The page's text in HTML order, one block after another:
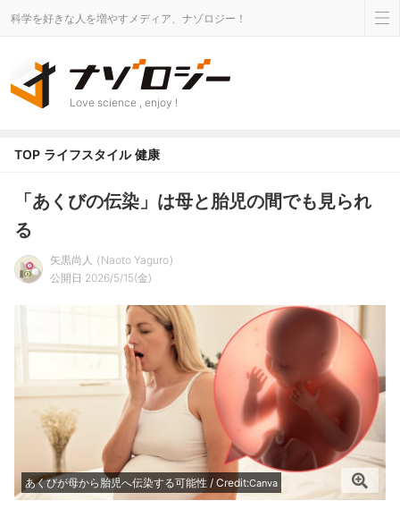
科学を好きな人を増やすメディア、ナゾロジー！
Love science , enjoy !
TOP ライフスタイル 健康
「あくびの伝染」は母と胎児の間でも見られ
る
矢黒尚人
Naoto Yaguro
公開日 2026/5/15(金)
あくびが母から胎児へ伝染する可能性 / Credit:Canva